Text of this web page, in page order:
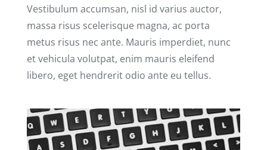
Vestibulum accumsan, nisl id varius auctor,
massa risus scelerisque magna, ac porta
metus risus nec ante. Mauris imperdiet, nunc
et vehicula volutpat, enim mauris eleifend
libero, eget hendrerit odio ante eu tellus.